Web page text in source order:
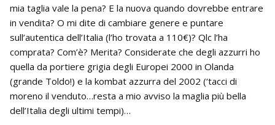
mia taglia vale la pena? E la nuova quando dovrebbe entrare
in vendita? O mi dite di cambiare genere e puntare
sull’autentica dell’Italia (l’ho trovata a 110€)? Qlc l’ha
comprata? Com’è? Merita? Considerate che degli azzurri ho
quella da portiere grigia degli Europei 2000 in Olanda
(grande Toldo!) e la kombat azzurra del 2002 (‘tacci di
moreno il venduto…resta a mio avviso la maglia più bella
dell’Italia degli ultimi tempi)…